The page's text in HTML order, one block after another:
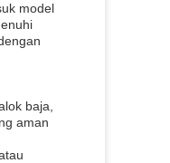
model
baja,
aman